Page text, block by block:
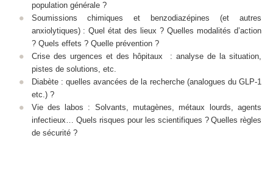
population générale ?
Soumissions chimiques et benzodiazépines (et autres
anxiolytiques) : Quel état des lieux ? Quelles modalités d’action
? Quels effets ? Quelle prévention ?
Crise des urgences et des hôpitaux : analyse de la situation,
pistes de solutions, etc.
Diabète : quelles avancées de la recherche (analogues du GLP-1
etc.) ?
Vie des labos : Solvants, mutagènes, métaux lourds, agents
infectieux… Quels risques pour les scientifiques ? Quelles règles
de sécurité ?